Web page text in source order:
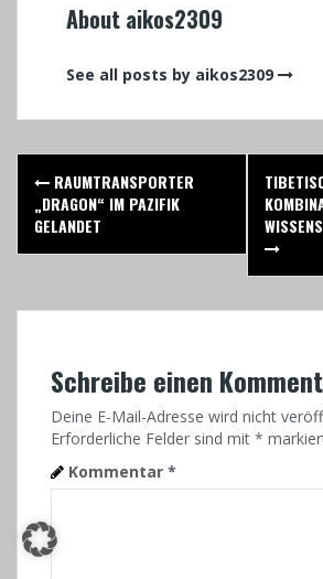
About aikos2309
See all posts by aikos2309
Post
navigation
RAUMTRANSPORTER
„DRAGON“ IM PAZIFIK
GELANDET
Schreibe einen
Deine E-Mail-Adresse wird nicht
Erforderliche Felder sind mit *
Kommentar *